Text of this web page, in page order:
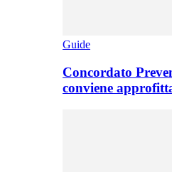
Guide
Concordato
conviene